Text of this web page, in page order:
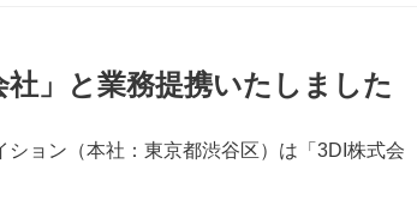
」と業務提携いたしました
ョン（本社：東京都渋谷区）は「3DI株式会